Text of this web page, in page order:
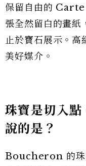
保留自由的
張全然留白的畫紙
止於寶石展示。高
美好媒介。
珠寶是切入
說的是？
Boucheron 的珠